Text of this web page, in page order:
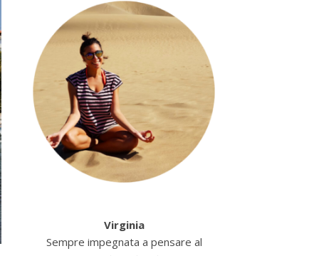
Virginia
Sempre impegnata a pensare al